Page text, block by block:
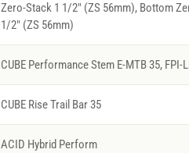
Zero-Stack 1 1/2" (ZS 56mm), Bottom
1/2" (ZS 56mm)
CUBE Performance Stem E-MTB 35, FPI-
CUBE Rise Trail Bar 35
ACID Hybrid Perform